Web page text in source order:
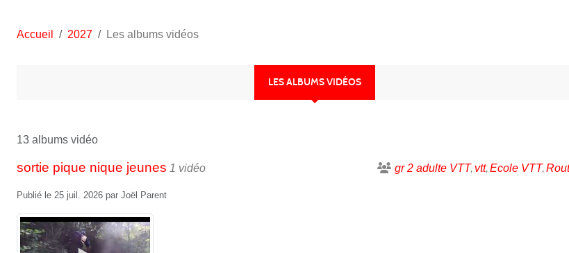
Accueil 2027 Les albums vidéos
LES ALBUMS VIDÉOS
13 albums vidéo
sortie pique nique jeunes 1 vidéo gr 2 adulte VTT vtt Ecole VTT
Publié le 25 juil. 2026 par Joël Parent